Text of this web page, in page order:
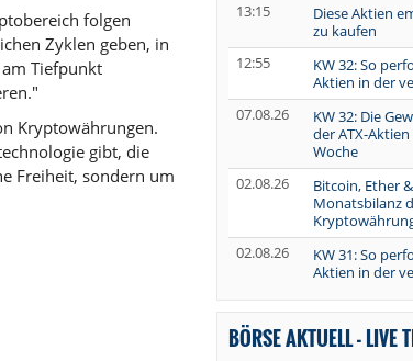
folgen
Zyklen geben, in
Tiefpunkt
Kryptowährungen.
gibt, die
Freiheit, sondern um
13:15
Diese Aktien
zu kaufen
12:55
KW 32: So
Aktien in der
07.08.26
KW 32: Die
der ATX-
Woche
02.08.26
Bitcoin, Ether
Monatsbilanz
02.08.26
KW 31: So
Aktien in der
BÖRSE AKTUELL - LIVE